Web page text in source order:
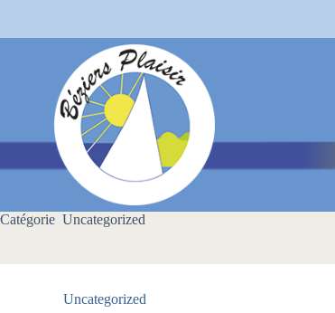
Catégorie Uncategorized
Uncategorized